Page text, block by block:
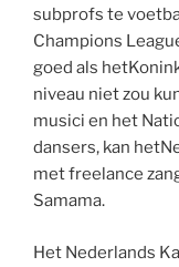
subprofs te
Champions
goed als
niveau niet zou
musici en het
dansers, kan
met freelance
Samama.
Het Nederlands